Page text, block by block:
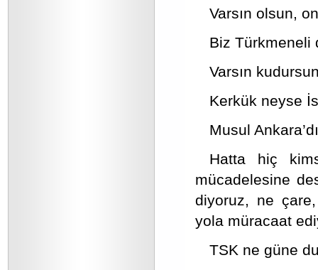
Varsın olsun,
Biz Türkmeneli
Varsın
Kerkük neyse
Musul
Hatta hiç
mücadelesine
diyoruz, ne
yola müracaat
TSK ne güne